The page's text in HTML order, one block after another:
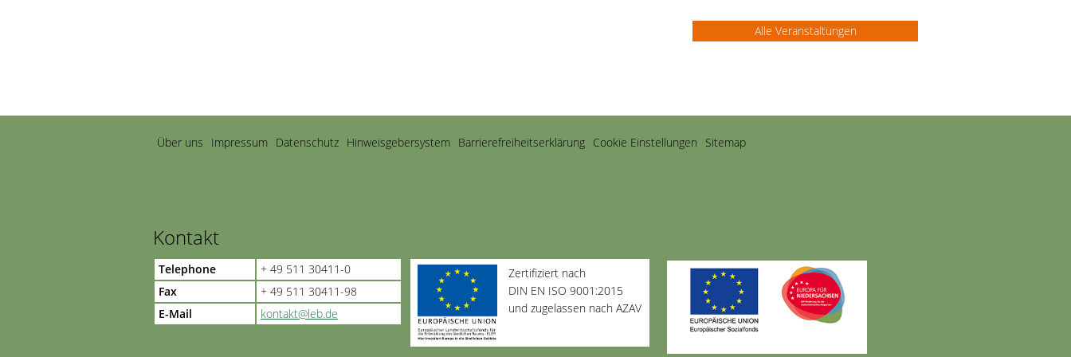
Alle Veranstaltungen
Navigation
überspringen
Über uns Impressum Datenschutz Hinweisgebersystem Barriere­freiheits­erklärung Cookie Einstellungen Sitemap
Kontakt
Telephone
+ 49 511 30411-0
Fax
+ 49 511 30411-98
E-Mail
kontakt@leb.de
Zertifiziert nach
DIN EN ISO 9001:2015
und zugelassen nach AZAV